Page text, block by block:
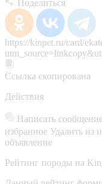
Поделиться
https://kinpet.ru/card/
Ссылка скопирована
Действия
Написать
избранное Удалить из
объявление
Рейтинг породы на